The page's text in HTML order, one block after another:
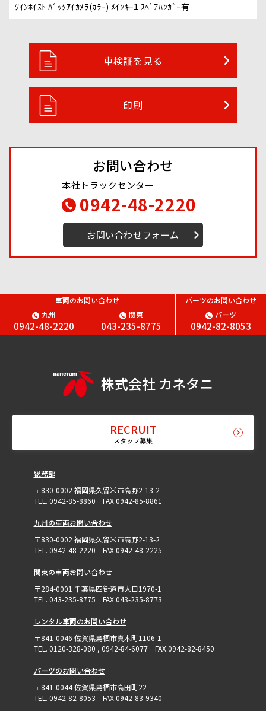
ﾂｲﾝﾎｲｽﾄ ﾊﾞｯｸｱｲｶﾒﾗ(ｶﾗｰ) ﾒｲﾝｷｰ1 ｽﾍﾟｱﾊﾝｶﾞｰ有
車検証を見る
印刷
お問い合わせ
本社トラックセンター
0942-48-2220
お問い合わせフォーム
車両のお問い合わせ
九州
0942-48-2220
関東
043-235-8775
パーツのお問い合わせ
パーツ
0942-82-8053
株式会社 カネタニ
RECRUIT
スタッフ募集
総務部
〒830-0002 福岡県久留米市高野2-13-2
TEL. 0942-85-8860 FAX.0942-85-8861
九州の車両お問い合わせ
〒830-0002 福岡県久留米市高野2-13-2
TEL. 0942-48-2220 FAX.0942-48-2225
関東の車両お問い合わせ
〒284-0001 千葉県四街道市大日1970-1
TEL. 043-235-8775 FAX.043-235-8773
レンタル車両のお問い合わせ
〒841-0046 佐賀県鳥栖市真木町1106-1
TEL. 0120-328-080 , 0942-84-6077 FAX.0942-82-8450
パーツのお問い合わせ
〒841-0044 佐賀県鳥栖市高田町22
TEL. 0942-82-8053 FAX.0942-83-9340